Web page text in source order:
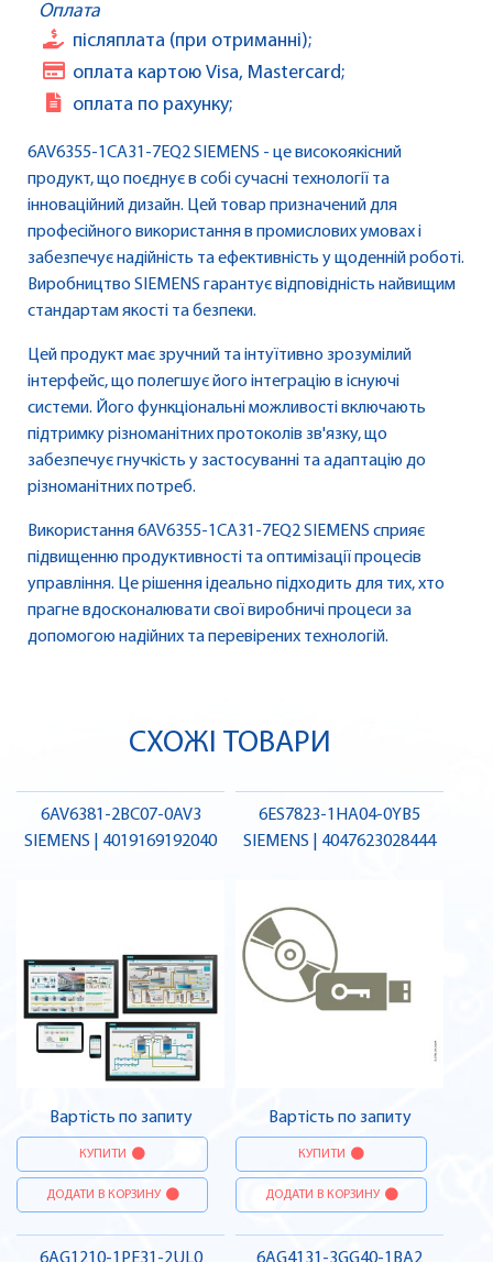
Оплата
післяплата (при отриманні);
оплата картою Visa, Mastercard;
оплата по рахунку;
6AV6355-1CA31-7EQ2 SIEMENS - це високоякісний
продукт, що поєднує в собі сучасні технології та
інноваційний дизайн. Цей товар призначений для
професійного використання в промислових умовах і
забезпечує надійність та ефективність у щоденній роботі.
Виробництво SIEMENS гарантує відповідність найвищим
стандартам якості та безпеки.
Цей продукт має зручний та інтуїтивно зрозумілий
інтерфейс, що полегшує його інтеграцію в існуючі
системи. Його функціональні можливості включають
підтримку різноманітних протоколів зв'язку, що
забезпечує гнучкість у застосуванні та адаптацію до
різноманітних потреб.
Використання 6AV6355-1CA31-7EQ2 SIEMENS сприяє
підвищенню продуктивності та оптимізації процесів
управління. Це рішення ідеально підходить для тих, хто
прагне вдосконалювати свої виробничі процеси за
допомогою надійних та перевірених технологій.
СХОЖІ ТОВАРИ
6AV6381-2BC07-0AV3
SIEMENS | 4019169192040
Вартість по запиту
КУПИТИ
ДОДАТИ В КОРЗИНУ
6ES7823-1HA04-0YB5
SIEMENS | 4047623028444
Вартість по запиту
КУПИТИ
ДОДАТИ В КОРЗИНУ